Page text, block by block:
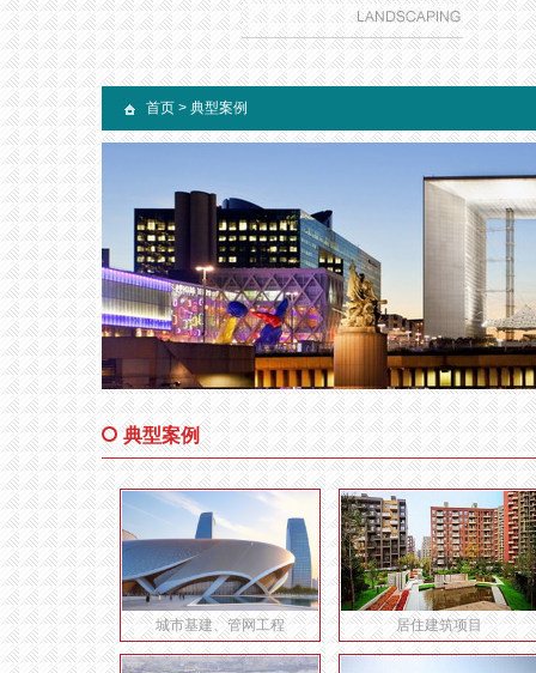
首页 > 典型案例
典型案例
城市基建、管网工程 居住建筑项目